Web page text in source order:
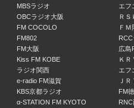
14:00 ～ 14:55
JFNニュース
14:55 ～ 15:00
日本郵便 SUNDAY’S POST
小山薫堂 / 宇賀なつみ
15:00 ～ 15:50
MBSラジオ
OBCラジオ大阪
FM COCOLO
FM802
FM大阪
Kiss FM KOBE
ラジオ関西
e-radio FM滋賀
KBS京都ラジオ
α-STATION FM KYOTO
エフ
ＲＳ
ＦＭ
広島
ＫＲ
エフ
Ｊ
FM